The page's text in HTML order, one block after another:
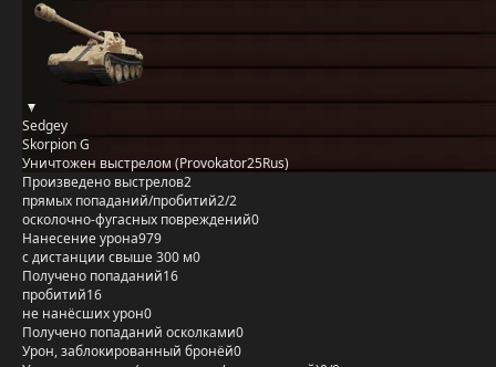
Sedgey
Skorpion G
Уничтожен выстрелом (Provokator25Rus)
Произведено выстрелов2
прямых попаданий/пробитий2/2
осколочно-фугасных повреждений0
Нанесение урона979
с дистанции свыше 300 м0
Получено попаданий16
пробитий16
не нанёсших урон0
Получено попаданий осколками0
Урон, заблокированный бронёй0